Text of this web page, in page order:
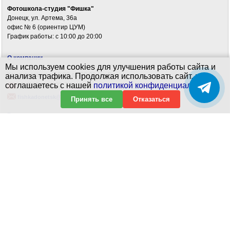
Фотошкола-студия "Фишка"
Донецк, ул. Артема, 36а
офис № 6 (ориентир ЦУМ)
График работы: c 10:00 до 20:00
О компании
Консультация с 10:00 до 20:00 Пн-Вс
+7 (949) 312-22-74
fishkadonetsk@yandex.ru
Галерея
Мы используем cookies для улучшения работы сайта и
анализа трафика. Продолжая использовать сайт, вы
соглашаетесь с нашей политикой конфиденциальности .
Принять все Отказаться